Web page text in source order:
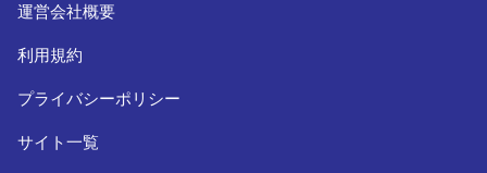
運営会社概要
利用規約
プライバシーポリシー
サイト一覧